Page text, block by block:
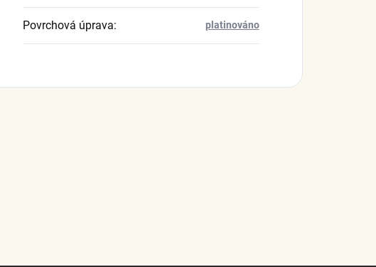
Povrchová úprava: platinováno